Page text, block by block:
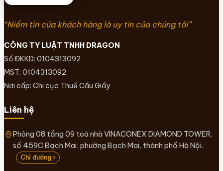
“Niềm tin của khách hàng là uy tín của chúng tôi”
CÔNG TY LUẬT TNHH DRAGON
Số ĐKKD: 0104313092
MST: 0104313092
Nơi cấp: Chi cục Thuế Cầu Giấy
Liên hệ
Phòng 08 tầng 09 toà nhà VINACONEX DIAMOND TOWER,
số 459C Bạch Mai, phường Bạch Mai, thành phố Hà Nội.
Chỉ đường ›